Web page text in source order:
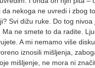
da nekoga ne uvredi i zbog
Svi dižu ruke. Do tog nivoa
ne smete to da radite.
A mi nemamo više
iznosili mišljenja,
mišljenje, ne mora ni